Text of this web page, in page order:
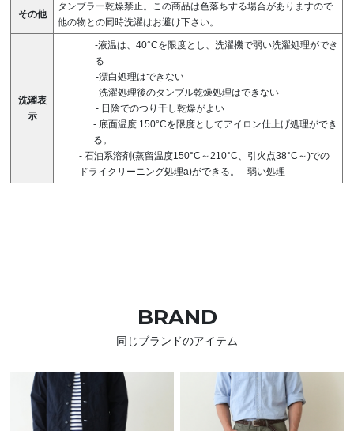
その他
タンブラー乾燥禁止。この商品は色落ちする場合がありますので
他の物との同時洗濯はお避け下さい。
洗濯表
示
-液温は、40°Cを限度とし、洗濯機で弱い洗濯処理ができ
る
-漂白処理はできない
-洗濯処理後のタンブル乾燥処理はできない
- 日陰でのつり干し乾燥がよい
- 底面温度 150°Cを限度としてアイロン仕上げ処理ができ
る。
- 石油系溶剤(蒸留温度150°C～210°C、引火点38°C～)での
ドライクリーニング処理a)ができる。
- 弱い処理
BRAND
同じブランドのアイテム